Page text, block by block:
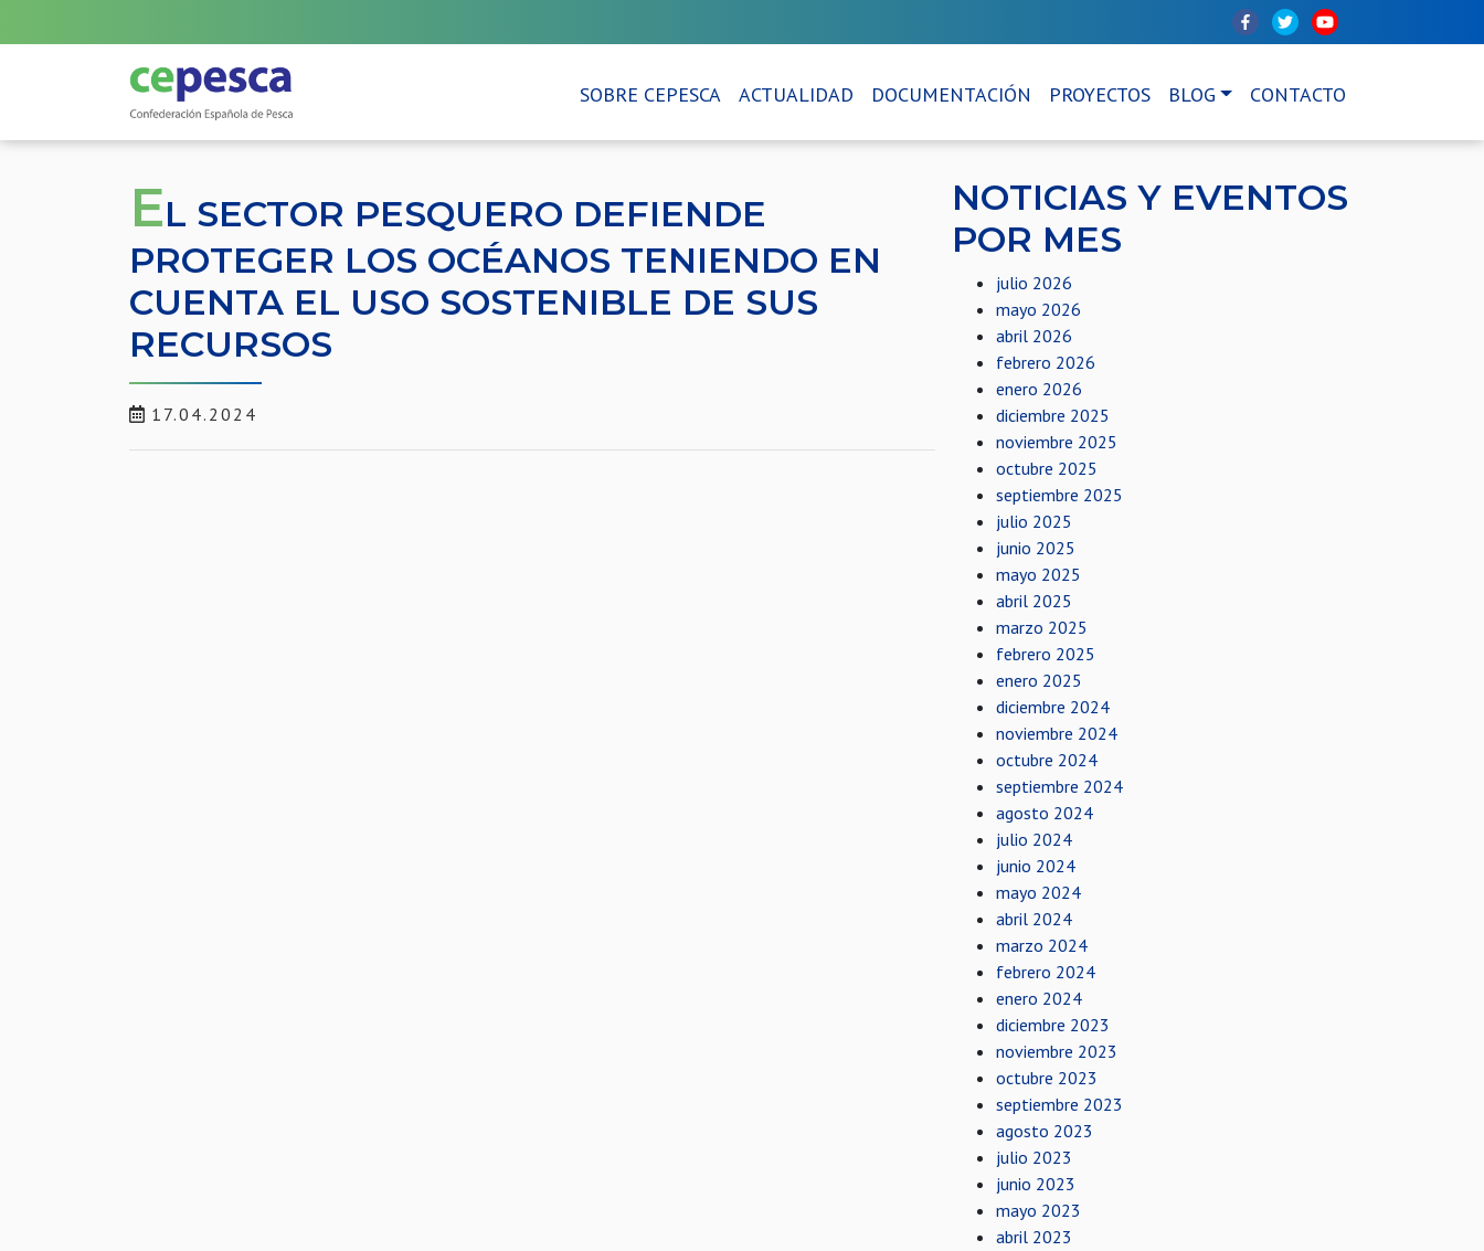
SOBRE CEPESCA ACTUALIDAD DOCUMENTACIÓN PROYECTOS BLOG CONTACTO
EL SECTOR PESQUERO DEFIENDE
PROTEGER LOS OCÉANOS TENIENDO EN
CUENTA EL USO SOSTENIBLE DE SUS
RECURSOS
17.04.2024
NOTICIAS Y EVENTOS
POR MES
julio 2026
mayo 2026
abril 2026
febrero 2026
enero 2026
diciembre 2025
noviembre 2025
octubre 2025
septiembre 2025
julio 2025
junio 2025
mayo 2025
abril 2025
marzo 2025
febrero 2025
enero 2025
diciembre 2024
noviembre 2024
octubre 2024
septiembre 2024
agosto 2024
julio 2024
junio 2024
mayo 2024
abril 2024
marzo 2024
febrero 2024
enero 2024
diciembre 2023
noviembre 2023
octubre 2023
septiembre 2023
agosto 2023
julio 2023
junio 2023
mayo 2023
abril 2023